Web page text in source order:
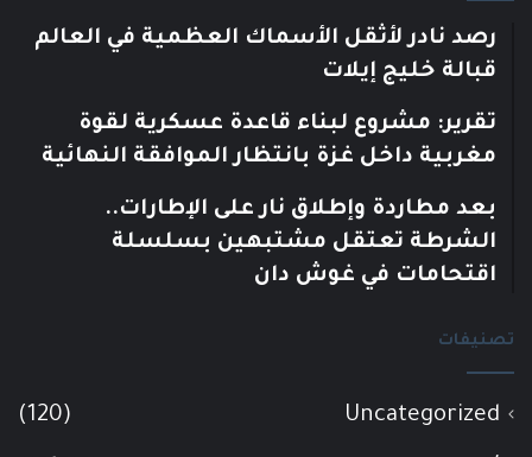
رصد نادر لأثقل الأسماك العظمية في العالم
قبالة خليج إيلات
تقرير: مشروع لبناء قاعدة عسكرية لقوة
مغربية داخل غزة بانتظار الموافقة النهائية
بعد مطاردة وإطلاق نار على الإطارات..
الشرطة تعتقل مشتبهين بسلسلة
اقتحامات في غوش دان
تصنيفات
Uncategorized
(120)